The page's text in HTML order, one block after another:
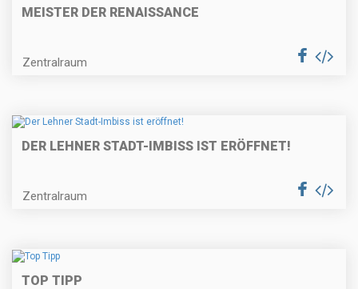
MEISTER DER RENAISSANCE
Zentralraum
DER LEHNER STADT-IMBISS IST ERÖFFNET!
Zentralraum
TOP TIPP